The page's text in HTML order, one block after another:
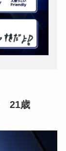
21歳